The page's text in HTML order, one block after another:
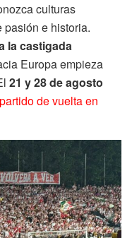
culturas
e historia.
la castigada
Europa empieza
21 y 28 de agosto
de vuelta en